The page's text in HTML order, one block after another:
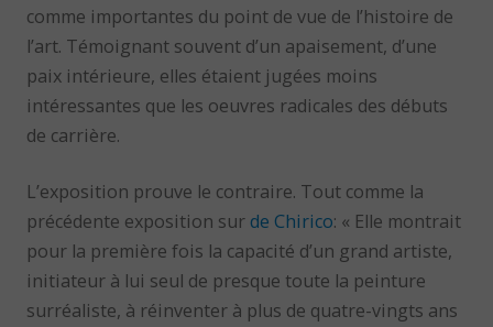
comme importantes du point de vue de l’histoire de
l’art. Témoignant souvent d’un apaisement, d’une
paix intérieure, elles étaient jugées moins
intéressantes que les oeuvres radicales des débuts
de carrière.
L’exposition prouve le contraire. Tout comme la
précédente exposition sur de Chirico: « Elle montrait
pour la première fois la capacité d’un grand artiste,
initiateur à lui seul de presque toute la peinture
surréaliste, à réinventer à plus de quatre-vingts ans